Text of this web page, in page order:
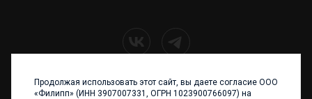
+7 (4012) 960 898
Продолжая использовать этот сайт, вы даете согласие ООО
«Филипп» (ИНН 3907007331, ОГРН 1023900766097) на